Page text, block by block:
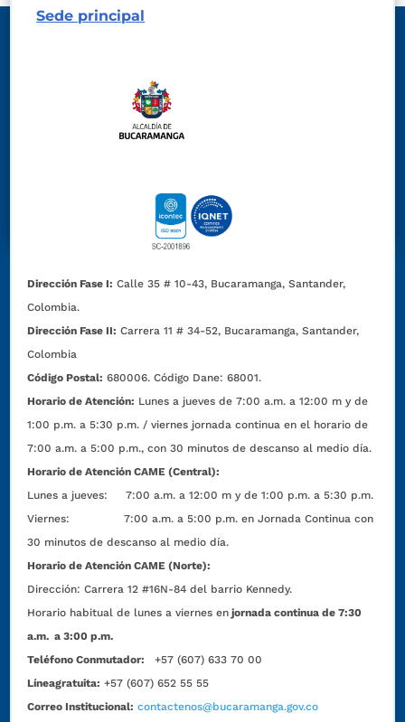
Sede principal
Dirección Fase I: Calle 35 # 10-43, Bucaramanga, Santander,
Colombia.
Dirección Fase II: Carrera 11 # 34-52, Bucaramanga, Santander,
Colombia
Código Postal: 680006. Código Dane: 68001.
Horario de Atención: Lunes a jueves de 7:00 a.m. a 12:00 m y de
1:00 p.m. a 5:30 p.m. / viernes jornada continua en el horario de
7:00 a.m. a 5:00 p.m., con 30 minutos de descanso al medio día.
Horario de Atención CAME (Central):
Lunes a jueves: 7:00 a.m. a 12:00 m y de 1:00 p.m. a 5:30 p.m.
Viernes: 7:00 a.m. a 5:00 p.m. en Jornada Continua con
30 minutos de descanso al medio día.
Horario de Atención CAME (Norte):
Dirección:Carrera 12 #16N-84 del barrio Kennedy.
Horario habitual de lunes a viernes en jornada continua de 7:30
a.m. a 3:00 p.m.
Teléfono Conmutador:
+57 (607) 633 70 00
Líneagratuita: +57 (607) 652 55 55
Correo Institucional: contactenos@bucaramanga.gov.co